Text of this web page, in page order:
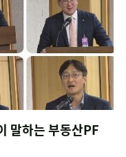
말하는 부동산PF